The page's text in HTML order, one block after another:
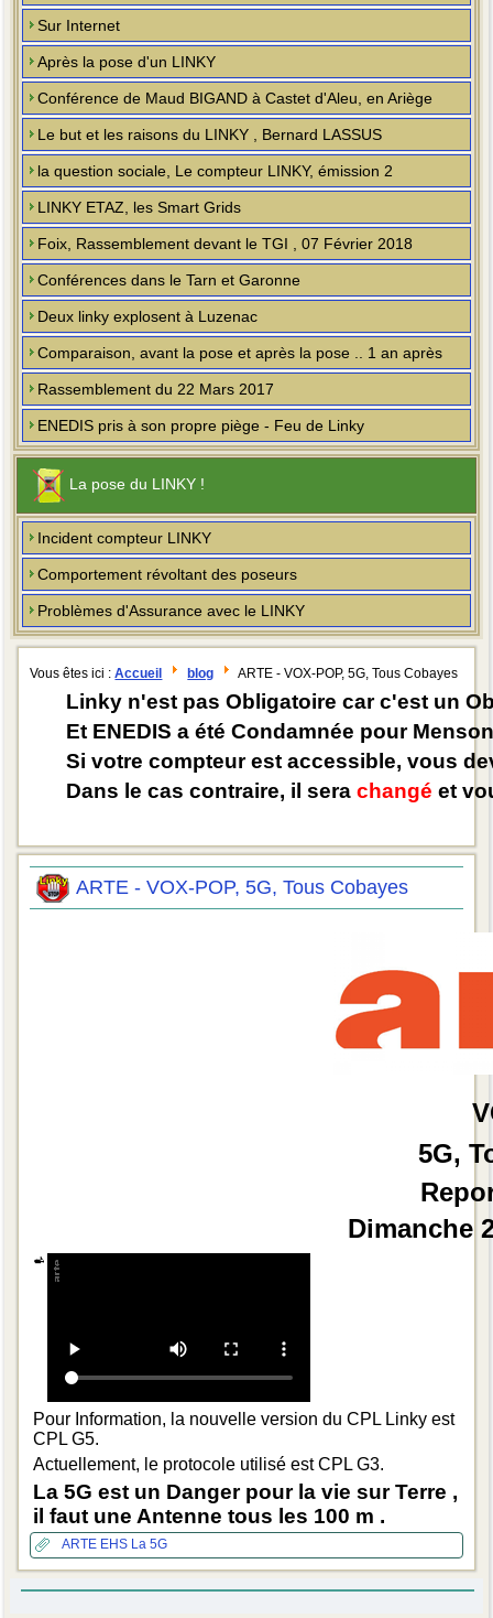
Sur Internet
Après la pose d'un LINKY
Conférence de Maud BIGAND à Castet d'Aleu, en Ariège
Le but et les raisons du LINKY , Bernard LASSUS
la question sociale, Le compteur LINKY, émission 2
LINKY ETAZ, les Smart Grids
Foix, Rassemblement devant le TGI , 07 Février 2018
Conférences dans le Tarn et Garonne
Deux linky explosent à Luzenac
Comparaison, avant la pose et après la pose .. 1 an après
Rassemblement du 22 Mars 2017
ENEDIS pris à son propre piège - Feu de Linky
La pose du LINKY !
Incident compteur LINKY
Comportement révoltant des poseurs
Problèmes d'Assurance avec le LINKY
Vous êtes ici :Accueil blog ARTE - VOX-POP, 5G, Tous Cobayes
Linky n'est pas Obligatoire car c'est un
Et ENEDIS a été Condamnée pour
Si votre compteur est accessible, vous
Dans le cas contraire, il serachangé et
ARTE - VOX-POP, 5G, Tous Cobayes
5G,
Dimanche
Pour Information, la nouvelle version du CPL Linky est
CPL G5.
Actuellement, le protocole utilisé est CPL G3.
La 5G est un Danger pour la vie sur Terre ,
il faut une Antenne tous les 100 m .
ARTE EHS La 5G